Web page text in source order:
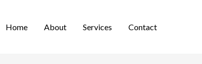
Home About Services Contact